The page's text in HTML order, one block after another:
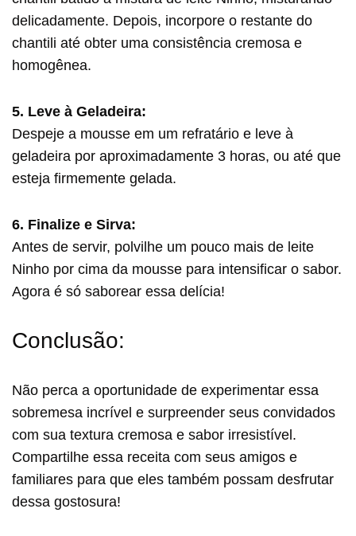
delicadamente. Depois, incorpore o restante do
chantili até obter uma consistência cremosa e
homogênea.
5. Leve à Geladeira:
Despeje a mousse em um refratário e leve à
geladeira por aproximadamente 3 horas, ou até que
esteja firmemente gelada.
6. Finalize e Sirva:
Antes de servir, polvilhe um pouco mais de leite
Ninho por cima da mousse para intensificar o sabor.
Agora é só saborear essa delícia!
Conclusão:
Não perca a oportunidade de experimentar essa
sobremesa incrível e surpreender seus convidados
com sua textura cremosa e sabor irresistível.
Compartilhe essa receita com seus amigos e
familiares para que eles também possam desfrutar
dessa gostosura!